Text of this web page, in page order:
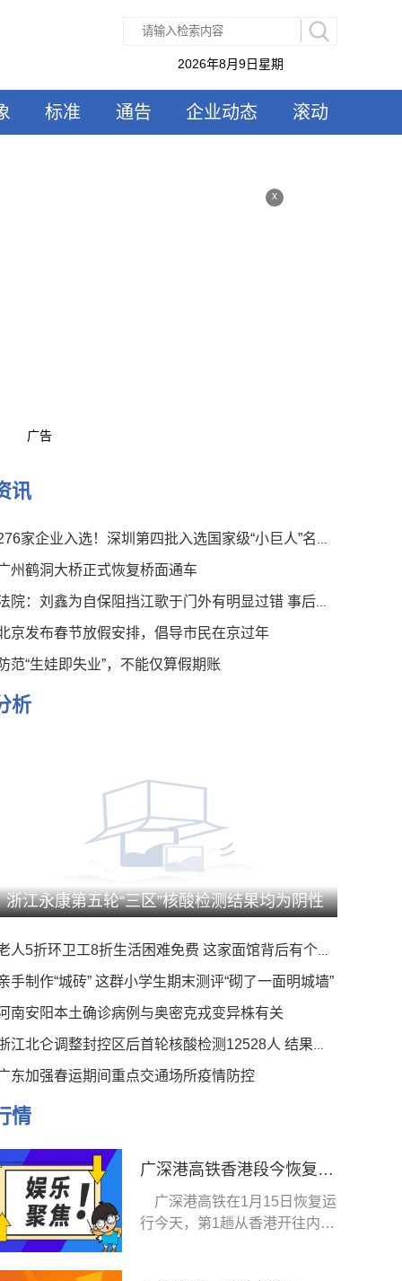
2026年8月9日星期
标准 通告 企业动态 滚动
x
广告
讯
家企业入选！深圳第四批入选国家级“小巨人”名单公布
州鹤洞大桥正式恢复桥面通车
院：刘鑫为自保阻挡江歌于门外有明显过错 事后言论有违伦常
京发布春节放假安排，倡导市民在京过年
范“生娃即失业”，不能仅算假期账
析
浙江永康第五轮“三区”核酸检测结果均为阴性
人5折环卫工8折生活困难免费 这家面馆背后有个暖心事
手制作“城砖” 这群小学生期末测评“砌了一面明城墙”
南安阳本土确诊病例与奥密克戎变异株有关
江北仑调整封控区后首轮核酸检测12528人 结果均为阴性
东加强春运期间重点交通场所疫情防控
情
广深港高铁香港段今恢复通车 香港市民坐列车到深圳喝早茶-全球新视野
广深港高铁在1月15日恢复运
行今天，第1趟从香港开往内地